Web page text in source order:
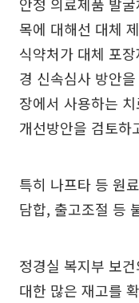
목에 대해선 대체
식약처가 대체 포
경 신속심사 방안
장에서 사용하는
개선방안을 검토하
특히 나프타 등 원
담합, 출고조절 등
정경실 복지부 보
대한 많은 재고를